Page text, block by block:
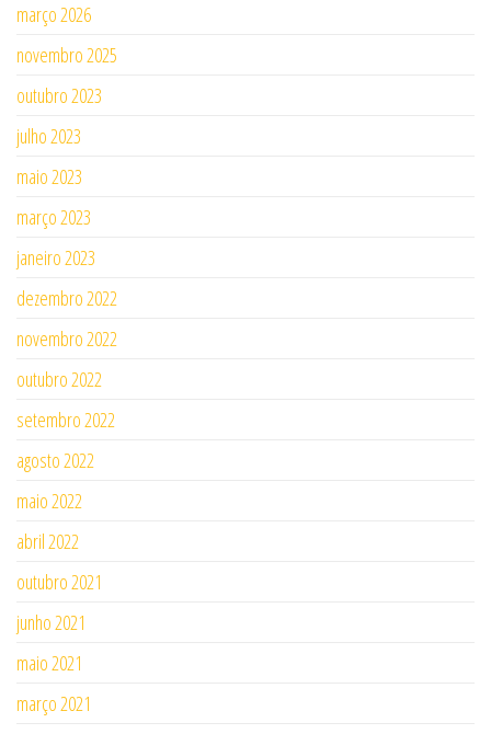
março 2026
novembro 2025
outubro 2023
julho 2023
maio 2023
março 2023
janeiro 2023
dezembro 2022
novembro 2022
outubro 2022
setembro 2022
agosto 2022
maio 2022
abril 2022
outubro 2021
junho 2021
maio 2021
março 2021